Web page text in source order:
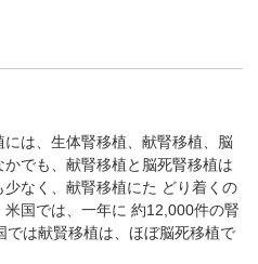
は、生体腎移植、献腎移植、脳
でも、献腎移植と脳死腎移植は
なく、献腎移植にた どり着くの
国では、一年に 約12,000件の腎
は献賢移植は、ほぼ脳死移植で